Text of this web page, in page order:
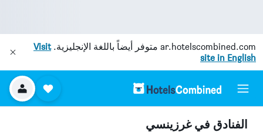
ar.hotelscombined.com متوفر أيضاً باللغة الإنجليزية.Visit
site in English
الفنادق في غرزينسي